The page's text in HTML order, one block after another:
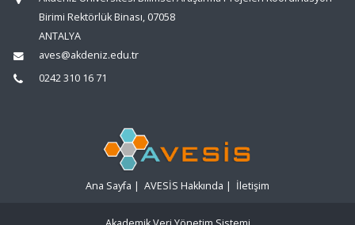
Birimi Rektörlük Binası, 07058
ANTALYA
aves@akdeniz.edu.tr
0242 310 16 71
Ana Sayfa | AVESİS Hakkında | İletişim